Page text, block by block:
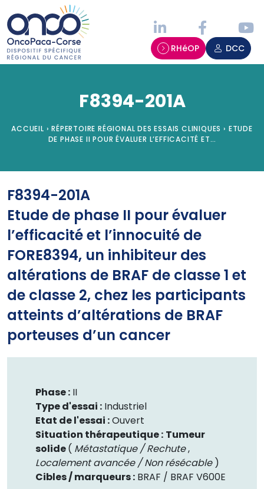
RHéOP DCC
F8394-201A
ACCUEIL › RÉPERTOIRE RÉGIONAL DES ESSAIS CLINIQUES › ETUDE
DE PHASE II POUR ÉVALUER L’EFFICACITÉ ET…
F8394-201A
Etude de phase II pour évaluer
l’efficacité et l’innocuité de
FORE8394, un inhibiteur des
altérations de BRAF de classe 1 et
de classe 2, chez les participants
atteints d’altérations de BRAF
porteuses d’un cancer
Phase : II
Type d'essai : Industriel
Etat de l'essai :Ouvert
Situation thérapeutique : Tumeur
solide( Métastatique / Rechute,
Localement avancée / Non résécable)
Cibles / marqueurs : BRAF / BRAF V600E
Panneau de gestion des cookies